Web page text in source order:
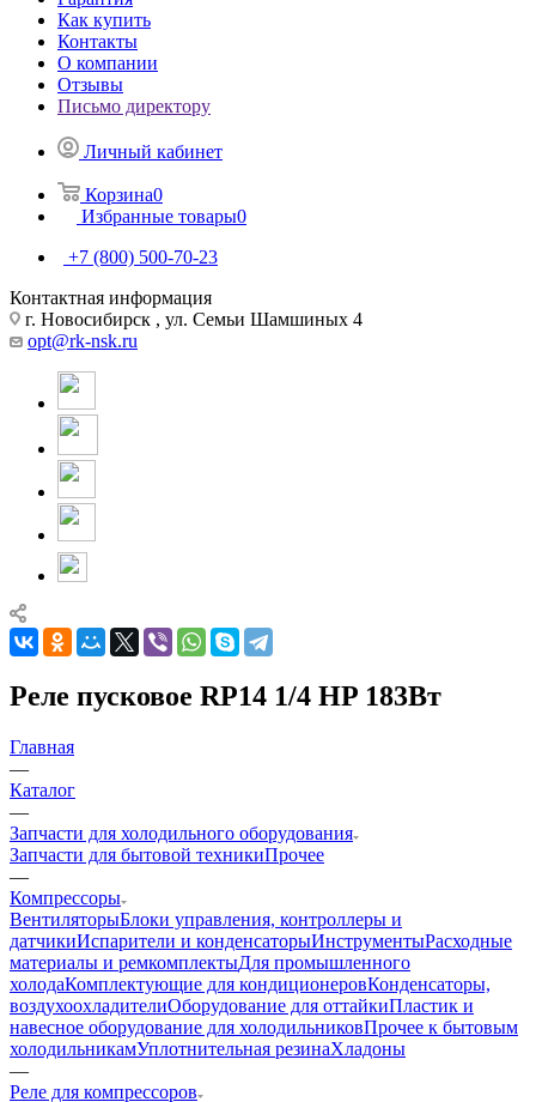
Как купить
Контакты
О компании
Отзывы
Письмо директору
Личный кабинет
Корзина0
Избранные товары0
+7 (800) 500-70-23
Контактная информация
г. Новосибирск , ул. Семьи Шамшиных 4
opt@rk-nsk.ru
Реле пусковое RP14 1/4 HP 183Вт
Главная
—
Каталог
—
Запчасти для холодильного оборудования
Запчасти для бытовой техникиПрочее
—
Компрессоры
ВентиляторыБлоки управления, контроллеры и
датчикиИспарители и конденсаторыИнструментыРасходные
материалы и ремкомплектыДля промышленного
холодаКомплектующие для кондиционеровКонденсаторы,
воздухоохладителиОборудование для оттайкиПластик и
навесное оборудование для холодильниковПрочее к бытовым
холодильникамУплотнительная резинаХладоны
—
Реле для компрессоров